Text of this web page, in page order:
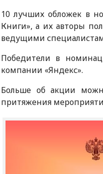
10 лучших обложек в
Книги», а их авторы
ведущими
Победители в
компании «Яндекс».
Больше об акции
притяжения